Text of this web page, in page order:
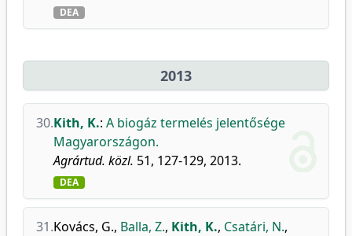
DEA
2013
30.Kith, K.: A biogáz termelés jelentősége
Magyarországon.
Agrártud. közl. 51, 127-129, 2013.
DEA
31.Kovács, G., Balla, Z., Kith, K., Csatári, N.,